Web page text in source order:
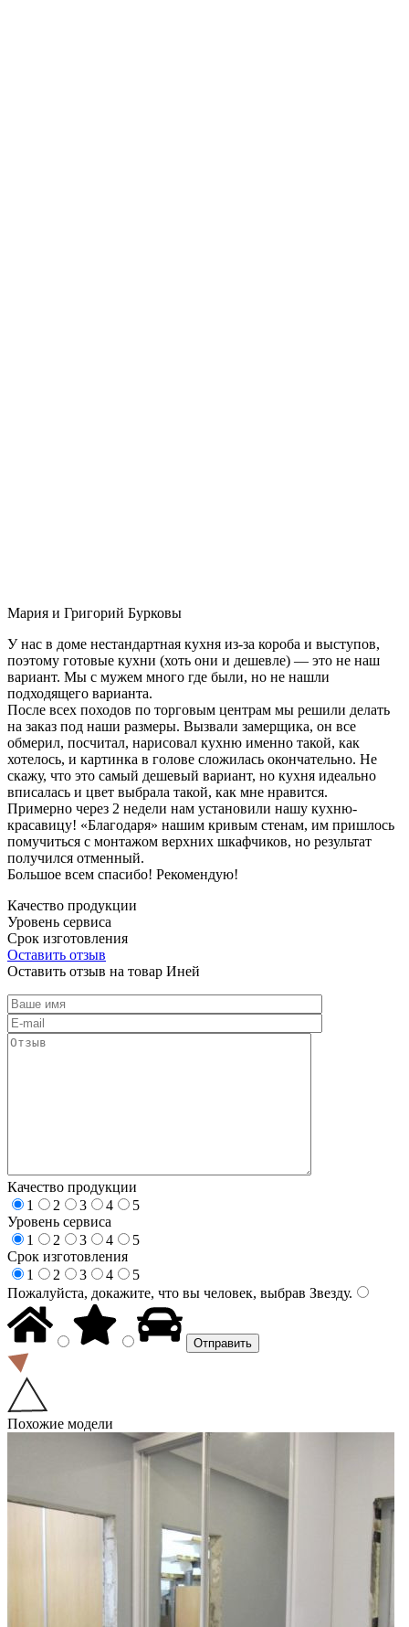
Мария и Григорий Бурковы
У нас в доме нестандартная кухня из-за короба и выступов,
поэтому готовые кухни (хоть они и дешевле) — это не наш
вариант. Мы с мужем много где были, но не нашли
подходящего варианта.
После всех походов по торговым центрам мы решили делать
на заказ под наши размеры. Вызвали замерщика, он все
обмерил, посчитал, нарисовал кухню именно такой, как
хотелось, и картинка в голове сложилась окончательно. Не
скажу, что это самый дешевый вариант, но кухня идеально
вписалась и цвет выбрала такой, как мне нравится.
Примерно через 2 недели нам установили нашу кухню-
красавицу! «Благодаря» нашим кривым стенам, им пришлось
помучиться с монтажом верхних шкафчиков, но результат
получился отменный.
Большое всем спасибо! Рекомендую!
Качество продукции
Уровень сервиса
Срок изготовления
Оставить отзыв
Оставить отзыв на товар Иней
Качество продукции
1
2 3 4
5
Уровень сервиса
1
2 3 4
5
Срок изготовления
1
2 3 4
5
Пожалуйста, докажите, что вы человек, выбрав Звезду.
Похожие модели